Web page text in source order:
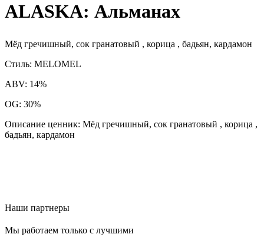
ALASKA: Альманах
Мёд гречишный, сок гранатовый , корица , бадьян, кардамон
Стиль: MELOMEL
ABV: 14%
OG: 30%
Описание ценник: Мёд гречишный, сок гранатовый , корица ,
бадьян, кардамон
Наши партнеры
Мы работаем только с лучшими